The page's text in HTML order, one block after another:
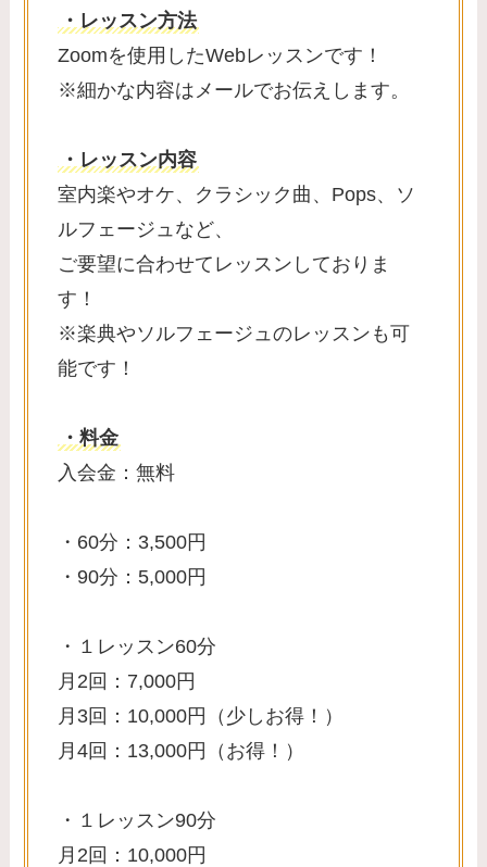
・レッスン方法
Zoomを使用したWebレッスンです！
※細かな内容はメールでお伝えします。​
・レッスン内容
室内楽やオケ、クラシック曲、Pops、ソ
ルフェージュなど、
ご要望に合わせてレッスンしておりま
す！
​※楽典やソルフェージュのレッスンも可
能です！
・料金
入会金：無料
・60分：3,500円
・90分：5,000円
・１レッスン60分
月2回：7,000円
​月3回：10,000円（少しお得！）
月4回：13,000円（お得！）
・１レッスン90分
月2回：10,000円